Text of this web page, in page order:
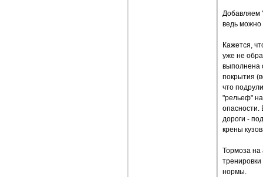
Добавляем
ведь можно
Кажется,
уже не
выполнена
покрытия
что
"рельеф"
опасности.
дороги -
крены
Тормоза на
нормы.